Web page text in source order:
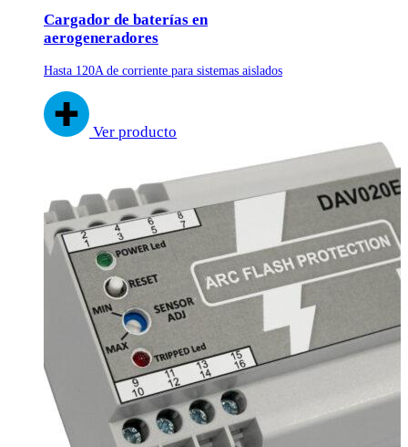
Cargador de baterías en
aerogeneradores
Hasta 120A de corriente para sistemas aislados
Ver producto